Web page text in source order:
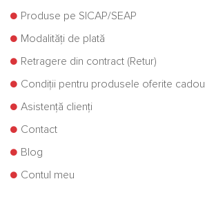
Produse pe SICAP/SEAP
Modalități de plată
Retragere din contract (Retur)
Condiții pentru produsele oferite cadou
Asistență clienți
Contact
Blog
Contul meu